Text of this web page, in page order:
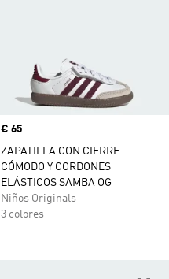
Precio
€ 65
ZAPATILLA CON CIERRE
CÓMODO Y CORDONES
ELÁSTICOS SAMBA OG
Niños Originals
3 colores